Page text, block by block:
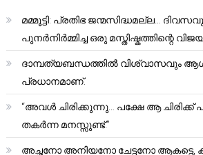
മമ്മൂട്ടി: പ്രതിഭ ജന്മസിദ്ധമല്ല…
പുനർനിർമ്മിച്ച ഒരു മസ്തിഷ്കത്തിന്റെ
ദാമ്പത്യബന്ധത്തിൽ വിശ്വാസവും
പ്രധാനമാണ്.
“അവൾ ചിരിക്കുന്നു… പക്ഷേ ആ ചിരിക്ക്
തകർന്ന മനസ്സുണ്ട്.”
അച്ഛനോ അനിയനോ ചേട്ടനോ ആകട്ടെ,